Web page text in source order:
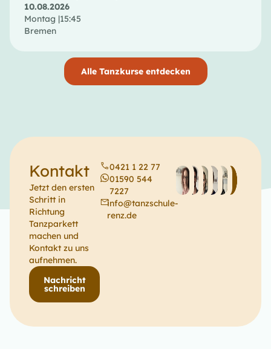
10.08.2026
Montag |15:45
Bremen
Alle Tanzkurse entdecken
Kontakt
Jetzt den ersten
Schritt in
Richtung
Tanzparkett
machen und
Kontakt zu uns
aufnehmen.
Nachricht
schreiben
0421 1 22 77
01590 544
7227
info@tanzschule-
renz.de